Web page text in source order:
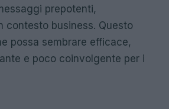
prepotenti,
contesto business. Questo
possa sembrare efficace,
e poco coinvolgente per i